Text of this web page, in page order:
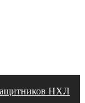
НХЛ